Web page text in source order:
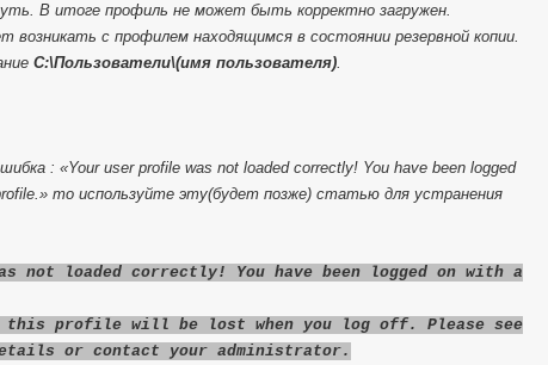
В итоге профиль не может быть корректно загружен.
возникать с профилем находящимся в состоянии резервной копии.
C:\Пользователи\(имя пользователя).
: «Your user profile was not loaded correctly! You have been logged
то используйте эту(будет позже) статью для устранения
not loaded correctly! You have been logged on with a
to this profile will be lost when you log off. Please see
or contact your administrator.